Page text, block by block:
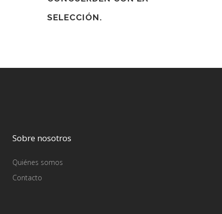
SELECCIÓN.
Sobre nosotros
Quiénes somos
Contacto